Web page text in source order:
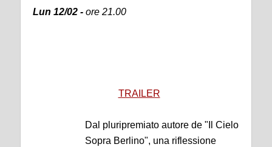
Lun 12/02 - ore 21.00
TRAILER
Dal pluripremiato autore de "Il Cielo
Sopra Berlino", una riflessione